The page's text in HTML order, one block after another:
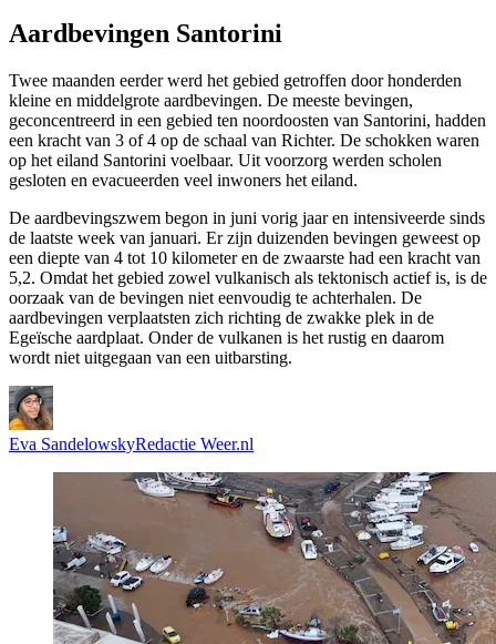
Aardbevingen Santorini
Twee maanden eerder werd het gebied getroffen door honderden
kleine en middelgrote aardbevingen. De meeste bevingen,
geconcentreerd in een gebied ten noordoosten van Santorini, hadden
een kracht van 3 of 4 op de schaal van Richter. De schokken waren
op het eiland Santorini voelbaar. Uit voorzorg werden scholen
gesloten en evacueerden veel inwoners het eiland.
De aardbevingszwem begon in juni vorig jaar en intensiveerde sinds
de laatste week van januari. Er zijn duizenden bevingen geweest op
een diepte van 4 tot 10 kilometer en de zwaarste had een kracht van
5,2. Omdat het gebied zowel vulkanisch als tektonisch actief is, is de
oorzaak van de bevingen niet eenvoudig te achterhalen. De
aardbevingen verplaatsten zich richting de zwakke plek in de
Egeïsche aardplaat. Onder de vulkanen is het rustig en daarom
wordt niet uitgegaan van een uitbarsting.
Eva SandelowskyRedactie Weer.nl